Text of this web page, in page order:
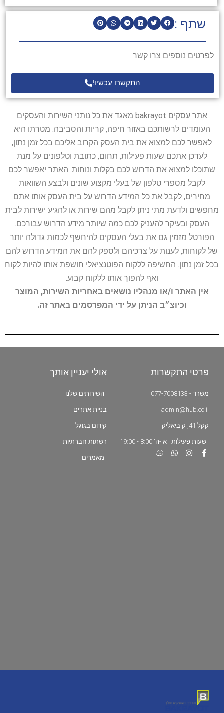
שתף :
לפרטים נוספים צרו קשר
התקשרו עכשיו!
אתר עסקים bakrayot מאגד את כל נותני השירות והעסקים
העומדים לרשותכם באזור חיפה, קריות והסביבה. מטרתו היא
לאפשר לכם למצוא את בית העסק הקרוב אליכם בכל זמן נתון,
לעדכן אתכם שעות פעילות, תחום, כתובת וטלפונים על מנת
שתוכלו למצוא את הדרוש לכם בקלות ונוחות. האתר יאפשר לכם
לקבל מספרי טלפון של בעלי מקצוע שונים ולבצע השוואות
מחירים, לקבל את כל המידע הדרוש על בית העסק אותו אתם
מחפשים ולדעת מתי ניתן לקבל מהם שירות או להגיע ישירות לבית
העסק ובעיקר להעניק לכם כמה שיותר מידע הדרוש עבורכם.
הפורטל מזמין גם את בעלי העסקים להיחשף לכמות גדולה יותר
של לקוחות, לענות על צרכיהם ולספק להם את המידע הדרוש להם
בכל זמן נתון. החשיפה ללקוח הפוטנציאלי חושפת אותו להיות לקוח
ואף להפוך אותו ללקוח קבוע.
אין האתר ו/או מנהליו נושאים באחריות השירות, המוצר
וכיוצ״ב הניתן על ידי המפרסמים באתר זה.
פרטי התקשרות
משרד - 077-7008133
admin@hub.co.il
קקל 41, ק.ביאליק
שעות פעילות : א'-ה' 8:00 - 19:00
אולי יעניין אותך
השירותים שלנו
בניית אתרים
קידום בגוגל
רשתות חברתיות
מאמרים